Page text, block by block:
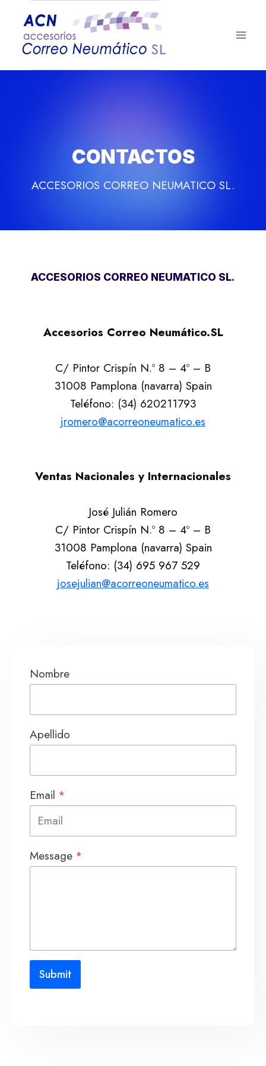
contenido
CONTACTOS
ACCESORIOS CORREO NEUMATICO SL.
ACCESORIOS CORREO NEUMATICO SL.
Accesorios Correo Neumático.SL
C/ Pintor Crispín N.º 8 – 4º – B
31008 Pamplona (navarra) Spain
Teléfono: (34) 620211793
jromero@acorreoneumatico.es
Ventas Nacionales y Internacionales
José Julián Romero
C/ Pintor Crispín N.º 8 – 4º – B
31008 Pamplona (navarra) Spain
Teléfono: (34) 695 967 529
josejulian@acorreoneumatico.es
Nombre
Apellido
Email *
Message *
Submit